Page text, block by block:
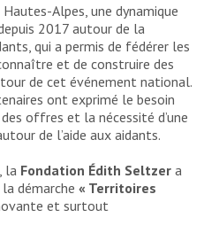
Alpes, une dynamique
2017 autour de la
qui a permis de fédérer les
et de construire des
de cet événement national.
ont exprimé le besoin
offres et la nécessité d’une
de l’aide aux aidants.
la Fondation Édith Seltzer a
démarche « Territoires
et surtout